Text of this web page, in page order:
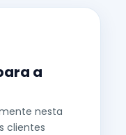
a
nesta
clientes